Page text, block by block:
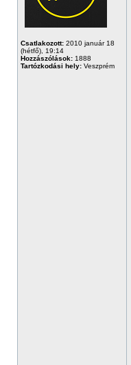
Csatlakozott: 2010 január 18
(hétfő), 19:14
Hozzászólások: 1888
Tartózkodási hely: Veszprém